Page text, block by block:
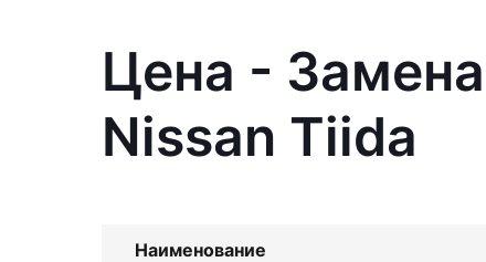
Цена -
Nissan Tiida
Наименование